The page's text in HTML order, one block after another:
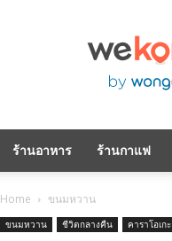
ร้านอาหาร ร้านกาแฟ
Home ขนมหวาน
ขนมหวาน ชีวิตกลางคืน คาราโอเกะ